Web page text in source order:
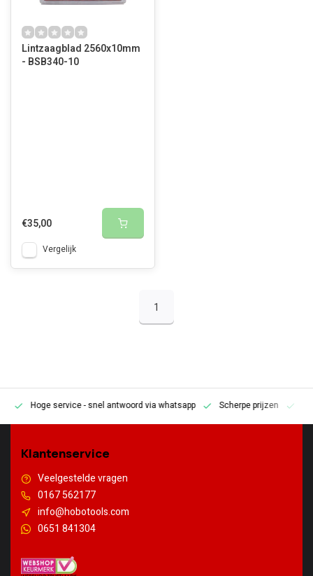
Lintzaagblad 2560x10mm
- BSB340-10
€35,00
Vergelijk
1
Hoge service- snel antwoord via whatsapp Scherpe prijzen
Klantenservice
Veelgestelde vragen
0167 562177
info@hobotools.com
0651 841304